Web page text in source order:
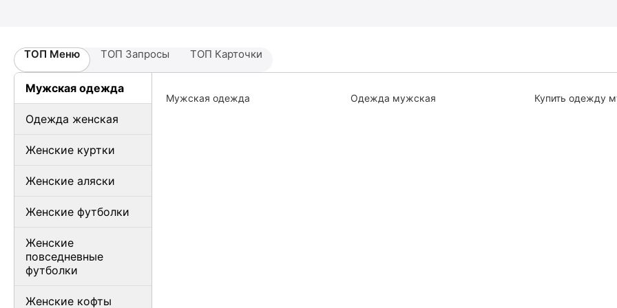
ТОП Меню ТОП Запросы ТОП Карточки
Мужская одежда
Одежда женская
Женские куртки
Женские аляски
Женские футболки
Женские
повседневные
футболки
Женские кофты
Мужская одежда Одежда мужская Купить одежду